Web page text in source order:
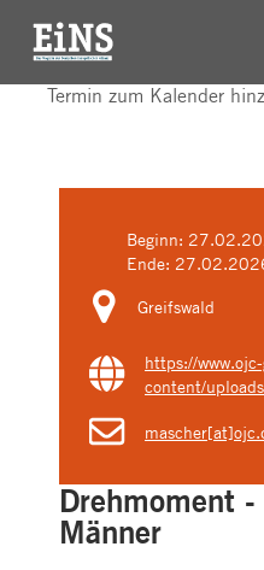
Termin zum Kalender
Beginn:
Ende:
Greifswald
https://
content/
Drehmoment
Männer